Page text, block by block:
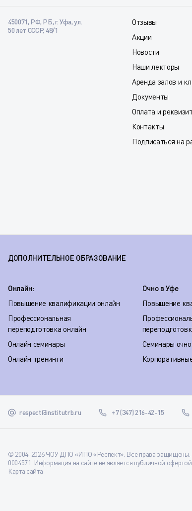
Отзывы
Акции
Новости
Наши лекторы
Аренда залов и
Документы
Оплата и
Контакты
Подписаться на
450071, РФ, РБ, г. Уфа, ул.
50 лет СССР, 48/1
ДОПОЛНИТЕЛЬНОЕ ОБРАЗОВАНИЕ
Онлайн:
Повышение квалификации онлайн
Профессиональная
переподготовка онлайн
Онлайн семинары
Онлайн тренинги
Очно в Уфе
Повышение
Семинары очно
respect@institutrb.ru +7 (347) 216-42-15
© 2004-2026 ЧОУ ДПО «ИПО «Респект». Все права защищены.
0004571. Информация на сайте не является публичной офертой
Карта сайта